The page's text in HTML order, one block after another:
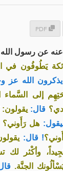
PDF
عن رسول
يَطُوفُون في
الله عز
إلى السَّماء
قال: يقولون:
هل رَأَوني؟
! قال:
وأكْثر لك
الجنَّة.